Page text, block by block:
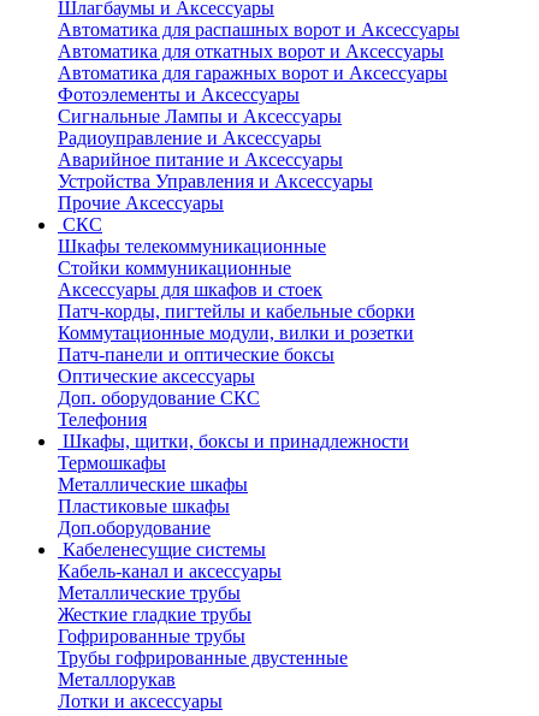
Шлагбаумы и Аксессуары
Автоматика для распашных ворот и Аксессуары
Автоматика для откатных ворот и Аксессуары
Автоматика для гаражных ворот и Аксессуары
Фотоэлементы и Аксессуары
Сигнальные Лампы и Аксессуары
Радиоуправление и Аксессуары
Аварийное питание и Аксессуары
Устройства Управления и Аксессуары
Прочие Аксессуары
СКС
Шкафы телекоммуникационные
Стойки коммуникационные
Аксессуары для шкафов и стоек
Патч-корды, пигтейлы и кабельные сборки
Коммутационные модули, вилки и розетки
Патч-панели и оптические боксы
Оптические аксессуары
Доп. оборудование СКС
Телефония
Шкафы, щитки, боксы и принадлежности
Термошкафы
Металлические шкафы
Пластиковые шкафы
Доп.оборудование
Кабеленесущие системы
Кабель-канал и аксессуары
Металлические трубы
Жесткие гладкие трубы
Гофрированные трубы
Трубы гофрированные двустенные
Металлорукав
Лотки и аксессуары